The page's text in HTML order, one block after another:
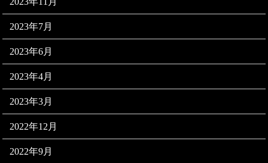
2023年7月
2023年6月
2023年4月
2023年3月
2022年12月
2022年9月